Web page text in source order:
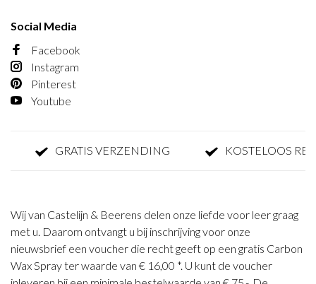
Social Media
Facebook
Instagram
Pinterest
Youtube
GRATIS VERZENDING KOSTELOOS
Wij van Castelijn & Beerens delen onze liefde voor leer graag
met u. Daarom ontvangt u bij inschrijving voor onze
nieuwsbrief een voucher die recht geeft op een gratis Carbon
Wax Spray ter waarde van € 16,00 *. U kunt de voucher